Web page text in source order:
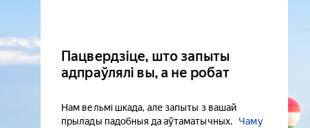
Пацвердзіце, што запыты
адпраўлялі вы, а не робат
Нам вельмі шкада, але запыты з вашай
прылады падобныя да аўтаматычных.
Чаму